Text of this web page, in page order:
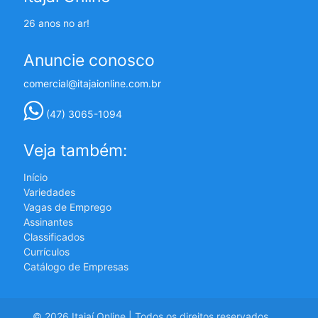
26 anos no ar!
Anuncie conosco
comercial@itajaionline.com.br
(47) 3065-1094
Veja também:
Início
Variedades
Vagas de Emprego
Assinantes
Classificados
Currículos
Catálogo de Empresas